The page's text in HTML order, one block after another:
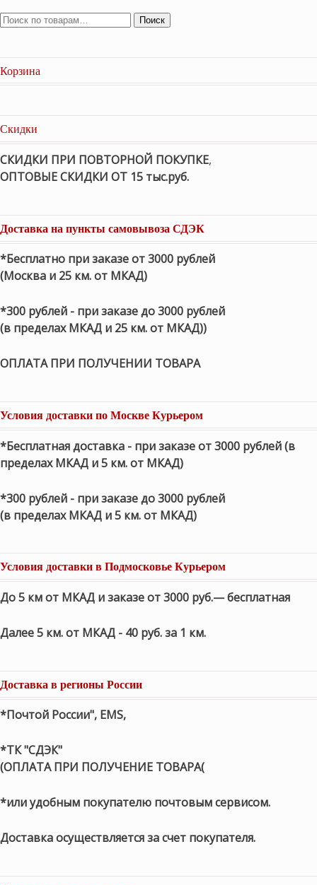
Поиск
Корзина
Скидки
СКИДКИ ПРИ ПОВТОРНОЙ ПОКУПКЕ,
ОПТОВЫЕ СКИДКИ ОТ 15 тыс.руб.
Доставка на пункты самовывоза СДЭК
*Бесплатно при заказе от 3000 рублей
(Москва и 25 км. от МКАД)
*300 рублей - при заказе до 3000 рублей
(в пределах МКАД и 25 км. от МКАД))
ОПЛАТА ПРИ ПОЛУЧЕНИИ ТОВАРА
Условия доставки по Москве Курьером
*Бесплатная доставка - при заказе от 3000 рублей (в
пределах МКАД и 5 км. от МКАД)
*300 рублей - при заказе до 3000 рублей
(в пределах МКАД и 5 км. от МКАД)
Условия доставки в Подмосковье Курьером
До 5 км от МКАД и заказе от 3000 руб.— бесплатная
Далее 5 км. от МКАД - 40 руб. за 1 км.
Доставка в регионы России
*Почтой России", EMS,
*ТК "СДЭК"
(ОПЛАТА ПРИ ПОЛУЧЕНИЕ ТОВАРА(
*или удобным покупателю почтовым сервисом.
Доставка осуществляется за счет покупателя.